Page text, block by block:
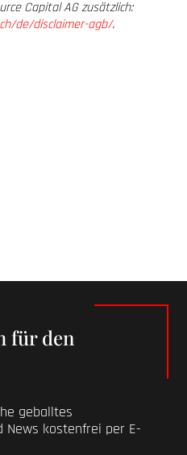
Capital AG zusätzlich:
de/disclaimer-agb/.
für den
geballtes
News kostenfrei per E-